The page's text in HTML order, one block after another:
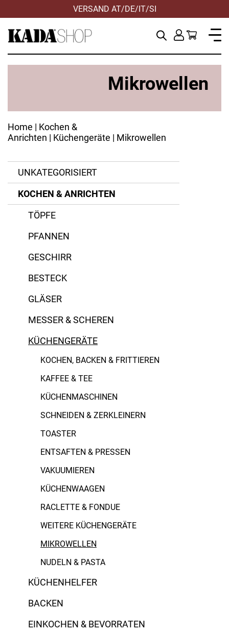
VERSAND AT/DE/IT/SI
Mikrowellen
Home | Kochen &
Anrichten | Küchengeräte | Mikrowellen
UNKATEGORISIERT
KOCHEN & ANRICHTEN
TÖPFE
PFANNEN
GESCHIRR
BESTECK
GLÄSER
MESSER & SCHEREN
KÜCHENGERÄTE
KOCHEN, BACKEN & FRITTIEREN
KAFFEE & TEE
KÜCHENMASCHINEN
SCHNEIDEN & ZERKLEINERN
TOASTER
ENTSAFTEN & PRESSEN
VAKUUMIEREN
KÜCHENWAAGEN
RACLETTE & FONDUE
WEITERE KÜCHENGERÄTE
MIKROWELLEN
NUDELN & PASTA
KÜCHENHELFER
BACKEN
EINKOCHEN & BEVORRATEN
Edelstahl
Polypropylen
Rotho
Silva
ZURÜCKSETZEN